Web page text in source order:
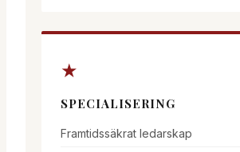
★
SPECIALISERING
Framtidssäkrat ledarskap